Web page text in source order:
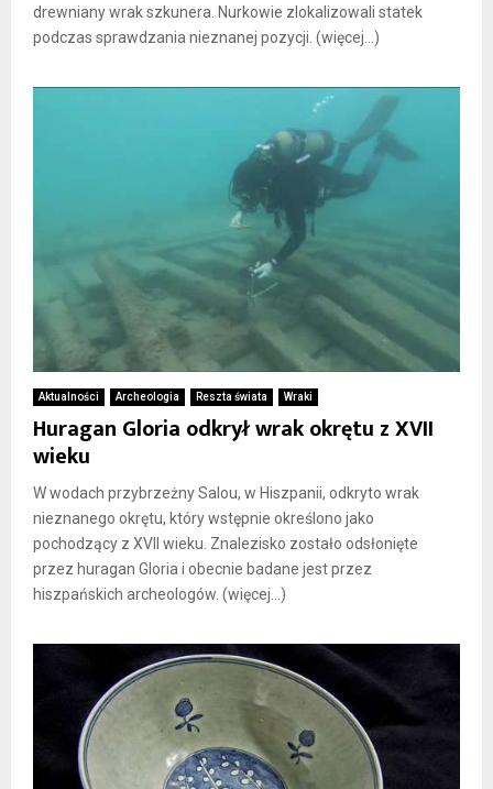
drewniany wrak szkunera. Nurkowie zlokalizowali statek
podczas sprawdzania nieznanej pozycji. (więcej…)
Aktualności Archeologia Reszta świata Wraki
Huragan Gloria odkrył wrak okrętu z XVII
wieku
W wodach przybrzeżny Salou, w Hiszpanii, odkryto wrak
nieznanego okrętu, który wstępnie określono jako
pochodzący z XVII wieku. Znalezisko zostało odsłonięte
przez huragan Gloria i obecnie badane jest przez
hiszpańskich archeologów. (więcej…)